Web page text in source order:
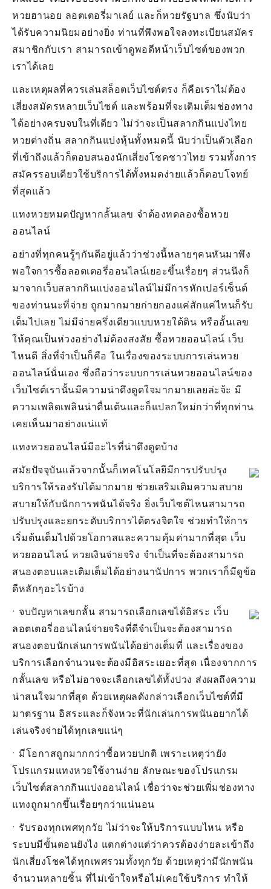
หวยฮานอย ลอตเตอรี่มาเลย์ และก็หวยรัฐบาล ซึ่งนับว่า
ได้รับความนิยมอย่างยิ่ง ท่านที่พึงพอใจลงทะเบียนสมัคร
สมาชิกกับเรา สามารถเข้าดูพอดีหน้าเว็บไซต์ของพวก
เราได้เลย
และเหตุผลที่ควรเล่นสล็อตเว็บไซต์ตรง ก็คือเราไม่ต้อง
เสี่ยงสมัครหลายเว็บไซต์ และพร้อมที่จะเติมเต็มช่องทาง
ได้อย่างครบจบในที่เดียว ไม่ว่าจะเป็นสลากกินแบ่งไทย
หวยต่างถิ่น สลากกินแบ่งหุ้นทั้งหมดนี้ นับว่าเป็นตัวเลือก
ที่เข้าถึงแล้วก็ตอบสนองนักเสี่ยงโชคชาวไทย รวมทั้งการ
สมัครรอบเดียวใช้บริการได้ทั้งหมดง่ายแล้วก็ตอบโจทย์
ที่สุดแล้ว
แทงหวยหมดปัญหากลั้นเลข จำต้องทดลองซื้อหวย
ออนไลน์
อย่างที่ทุกคนรู้ๆกันดีอยู่แล้วว่าช่วงนี้หลายๆคนหันมาพึง
พอใจการซื้อลอตเตอรี่ออนไลน์เยอะขึ้นเรื่อยๆ ส่วนนึงก็
มาจากเว็บสลากกินแบ่งออนไลน์ไม่มีการหักเปอร์เซ็นต์
ของท่านนะที่จ่าย ถูกมากมายก่ายกองแค่สักแค่ไหนก็รับ
เต็มไปเลย ไม่มีจ่ายครึ่งเดียวแบบหวยใต้ดิน หรืออั้นเลข
ให้คุณเป็นห่วงอย่างไม่ต้องสงสัย ซื้อหวยออนไลน์ เว็บ
ไหนดี สิ่งที่จำเป็นก็คือ ในเรื่องของระบบการเล่นหวย
ออนไลน์นั่นเอง ซึ่งถือว่าระบบการเล่นหวยออนไลน์ของ
เว็บไซต์เรานั้นมีความน่าดึงดูดใจมากมายเลยล่ะจ้ะ มี
ความเพลิดเพลินน่าตื่นเต้นและก็แปลกใหม่กว่าที่ทุกท่าน
เคยเห็นมาอย่างแน่แท้
แทงหวยออนไลน์มีอะไรที่น่าดึงดูดบ้าง
สมัยปัจจุบันแล้วจากนั้นก็เทคโนโลยีมีการปรับปรุง
บริการให้รองรับได้มากมาย ช่วยเสริมเติมความสบาย
สบายให้กับนักการพนันได้จริง ยิ่งเว็บไซต์ไหนสามารถ
ปรับปรุงและยกระดับบริการได้ตรงจิตใจ ช่วยทำให้การ
เริ่มต้นเต็มไปด้วยโอกาสและความคุ้มค่ามากที่สุด เว็บ
หวยออนไลน์ หวยเงินจ่ายจริง จำเป็นที่จะต้องสามารถ
สนองตอบและเติมเต็มได้อย่างนานัปการ พวกเราก็มีดูข้อ
ดีหลักๆอะไรบ้าง
• จบปัญหาเลขกลั้น สามารถเลือกเลขได้อิสระ เว็บ
ลอตเตอรี่ออนไลน์จ่ายจริงที่ดีจำเป็นจะต้องสามารถ
สนองตอบนักเล่นการพนันได้อย่างเต็มที่ และเรื่องของ
บริการเลือกจำนวนจะต้องมีอิสระเยอะที่สุด เนื่องจากการ
กลั้นเลข หรือไม่อาจจะเลือกเลขได้ทั้งปวง ส่งผลถึงความ
น่าสนใจมากที่สุด ด้วยเหตุผลดังกล่าวเลือกเว็บไซต์ที่มี
มาตรฐาน อิสระและก็จังหวะที่นักเล่นการพนันอยากได้
เล่นจริงจ่ายได้ทุกเลขแน่ๆ
• มีโอกาสถูกมากกว่าซื้อหวยปกติ เพราะเหตุว่ายัง
โปรแกรมแทงหวยใช้งานง่าย ลักษณะของโปรแกรม
เว็บไซต์สลากกินแบ่งออนไลน์ เชื่อว่าจะช่วยเพิ่มช่องทาง
แทงถูกมากขึ้นเรื่อยๆกว่าแน่นอน
• รับรองทุกเพศทุกวัย ไม่ว่าจะให้บริการแบบไหน หรือ
ระบบมีขั้นตอนยังไง แตกต่างแต่ว่าควรต้องง่ายละเข้าถึง
นักเสี่ยงโชคได้ทุกเพศรวมทั้งทุกวัย ด้วยเหตุว่ามีนักพนัน
จำนวนหลายชิ้น ที่ไม่เข้าใจหรือไม่เคยใช้บริการ ทำให้